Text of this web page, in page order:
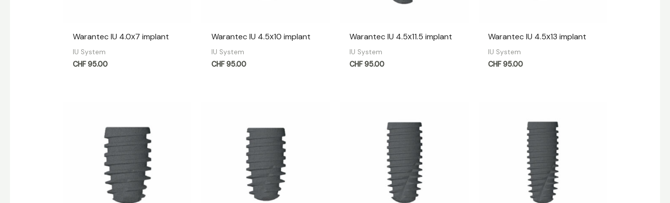
Warantec IU 4.0х7 implant
IU System
CHF95.00
Warantec IU 4.5х10 implant
IU System
CHF95.00
Warantec IU 4.5х11.5 implant
IU System
CHF95.00
Warantec IU 4.5х13 implant
IU System
CHF95.00